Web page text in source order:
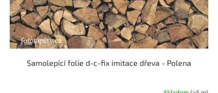
Samolepící folie d-c-fix imitace dřeva - Polena